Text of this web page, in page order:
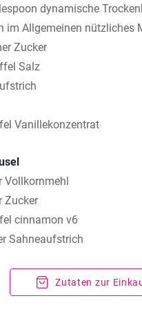
dynamische
im Allgemeinen nützliches
Zucker
Salz
Vanillekonzentrat
Vollkornmehl
Zucker
cinnamon v6
Sahneaufstrich
Zutaten zur